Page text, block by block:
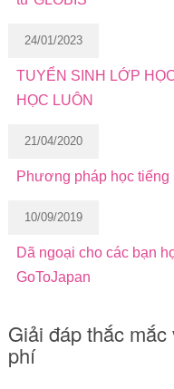
24/01/2023
TUYỂN SINH LỚP
HỌC LUÔN
21/04/2020
Phương pháp học tiếng
10/09/2019
Dã ngoại cho các bạn
GoToJapan
Giải đáp thắc
phí